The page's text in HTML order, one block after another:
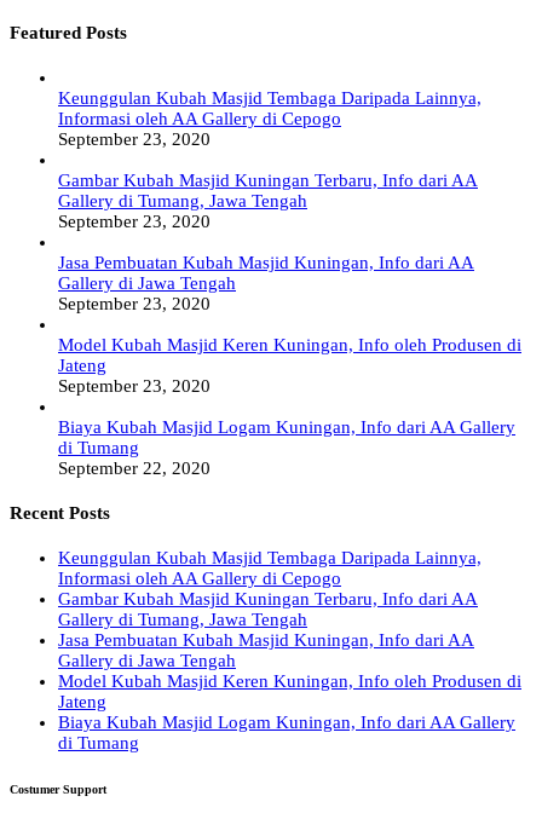
Featured Posts
Keunggulan Kubah Masjid Tembaga Daripada Lainnya,
Informasi oleh AA Gallery di Cepogo
September 23, 2020
Gambar Kubah Masjid Kuningan Terbaru, Info dari AA
Gallery di Tumang, Jawa Tengah
September 23, 2020
Jasa Pembuatan Kubah Masjid Kuningan, Info dari AA
Gallery di Jawa Tengah
September 23, 2020
Model Kubah Masjid Keren Kuningan, Info oleh Produsen di
Jateng
September 23, 2020
Biaya Kubah Masjid Logam Kuningan, Info dari AA Gallery
di Tumang
September 22, 2020
Recent Posts
Keunggulan Kubah Masjid Tembaga Daripada Lainnya,
Informasi oleh AA Gallery di Cepogo
Gambar Kubah Masjid Kuningan Terbaru, Info dari AA
Gallery di Tumang, Jawa Tengah
Jasa Pembuatan Kubah Masjid Kuningan, Info dari AA
Gallery di Jawa Tengah
Model Kubah Masjid Keren Kuningan, Info oleh Produsen di
Jateng
Biaya Kubah Masjid Logam Kuningan, Info dari AA Gallery
di Tumang
Costumer Support